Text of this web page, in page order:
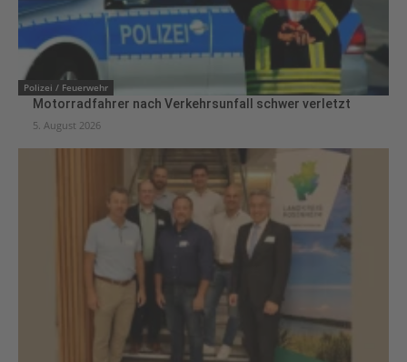
Polizei / Feuerwehr
Motorradfahrer nach Verkehrsunfall schwer verletzt
5. August 2026